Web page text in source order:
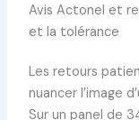
Avis Actonel et
et la tolérance
Les retours
nuancer l’image
Sur un panel de